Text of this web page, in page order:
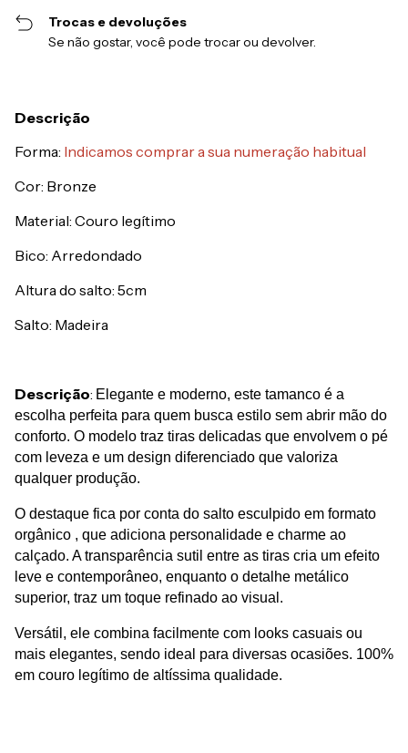
Trocas e devoluções
Se não gostar, você pode trocar ou devolver.
Descrição
Forma: Indicamos comprar a sua numeração habitual
Cor: Bronze
Material: Couro legítimo
Bico: Arredondado
Altura do salto: 5cm
Salto: Madeira
Descrição: El egante e moderno, este tamanco é a
escolha perfeita para quem busca estilo sem abrir mão do
conforto. O modelo traz tiras delicadas que envolvem o pé
com leveza e um design diferenciado que valoriza
qualquer produção.
O destaque fica por conta do salto esculpido em formato
orgânico , que adiciona personalidade e charme ao
calçado. A transparência sutil entre as tiras cria um efeito
leve e contemporâneo, enquanto o detalhe metálico
superior, traz um toque refinado ao visual.
Versátil, ele combina facilmente com looks casuais ou
mais elegantes, sendo ideal para diversas ocasiões. 100%
em couro legítimo de altíssima qualidade.